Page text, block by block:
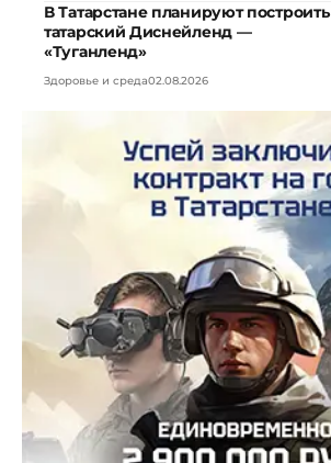
В Татарстане планируют построить
татарский Диснейленд —
«Туганленд»
Здоровье и среда02.08.2026